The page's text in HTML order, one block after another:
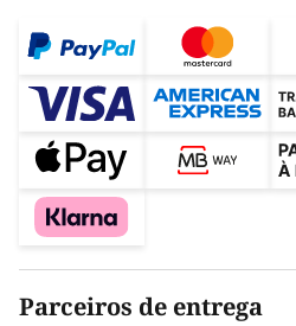
Parceiros de entrega